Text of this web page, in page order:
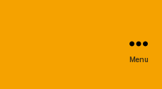
Menu